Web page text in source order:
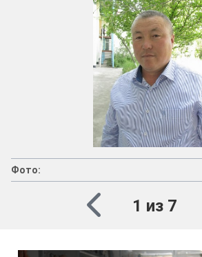
Фото:
1 из 7